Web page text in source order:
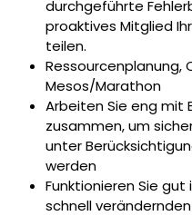
durchgeführte
proaktives Mitglied
teilen.
Ressourcenplanung,
Mesos/Marathon
Arbeiten Sie eng mit
zusammen, um
unter
werden
Funktionieren Sie
schnell